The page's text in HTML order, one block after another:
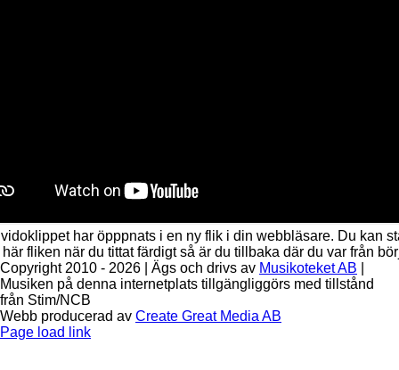
har öpppnats i en ny flik i din webbläsare. Du kan
fliken när du tittat färdigt så är du tillbaka där du var från
Copyright 2010 - 2026 | Ägs och drivs av Musikoteket AB
Musiken på denna internetplats tillgängliggörs med tillstånd
från Stim/NCB
Webb producerad av Create Great Media AB
Facebook
Instagram
Page load link